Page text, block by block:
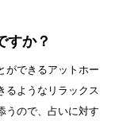
すか？
ができるアットホー
るようなリラックス
うので、占いに対す